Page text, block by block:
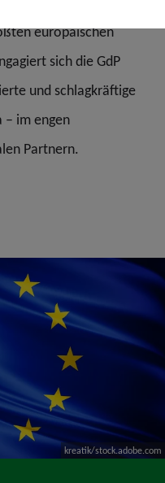
europäischen
sich die GdP
und schlagkräftige
– im engen
Partnern.
kreatik/stock.adobe.com